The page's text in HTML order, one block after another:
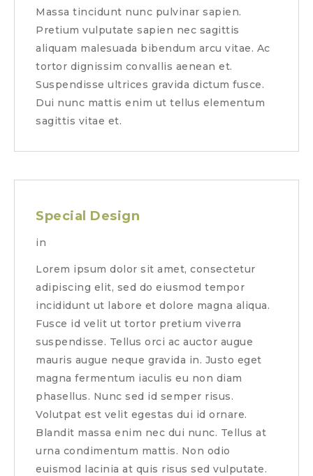
Massa tincidunt nunc pulvinar sapien.
Pretium vulputate sapien nec sagittis
aliquam malesuada bibendum arcu vitae. Ac
tortor dignissim convallis aenean et.
Suspendisse ultrices gravida dictum fusce.
Dui nunc mattis enim ut tellus elementum
sagittis vitae et.
Special Design
in
Lorem ipsum dolor sit amet, consectetur
adipiscing elit, sed do eiusmod tempor
incididunt ut labore et dolore magna aliqua.
Fusce id velit ut tortor pretium viverra
suspendisse. Tellus orci ac auctor augue
mauris augue neque gravida in. Justo eget
magna fermentum iaculis eu non diam
phasellus. Nunc sed id semper risus.
Volutpat est velit egestas dui id ornare.
Blandit massa enim nec dui nunc. Tellus at
urna condimentum mattis. Non odio
euismod lacinia at quis risus sed vulputate.